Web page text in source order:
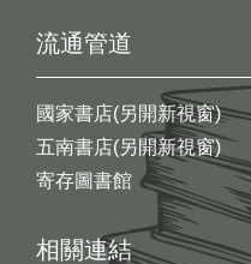
流通管道
國家書店(另開新視窗)
五南書店(另開新視窗)
寄存圖書館
相關連結